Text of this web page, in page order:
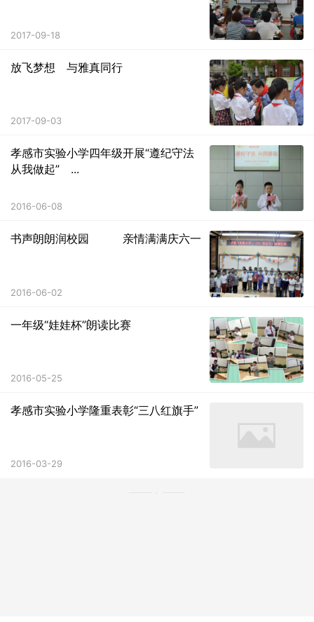
2017-09-18
放飞梦想 与雅真同行
2017-09-03
孝感市实验小学四年级开展“遵纪守法
从我做起” ...
2016-06-08
书声朗朗润校园 亲情满满庆六一
2016-06-02
一年级“娃娃杯”朗读比赛
2016-05-25
孝感市实验小学隆重表彰“三八红旗手”
2016-03-29